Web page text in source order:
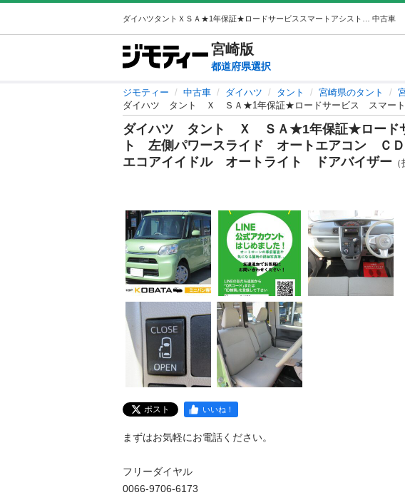
中古車
宮崎版
都道府県選択
ジモティー 中古車 ダイハツ タント 宮崎県のタント
ダイハツ タント Ｘ ＳＡ★1年保証★ロード
ト 左側パワースライド オートエアコン Ｃ
エコアイイドル オートライト ドアバイザー
ポスト いいね！
まずはお気軽にお電話ください。
フリーダイヤル
0066-9706-6173